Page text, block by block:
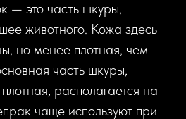
— это часть шкуры,
животного. Кожа здесь
но менее плотная, чем
часть шкуры,
располагается на
чаще используют при